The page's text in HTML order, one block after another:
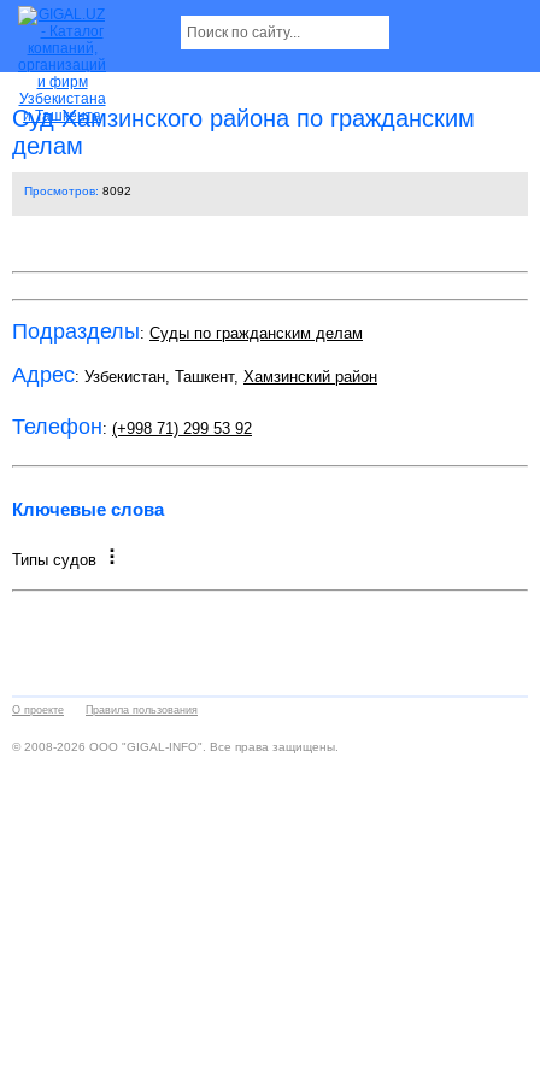
Суд Хамзинского района по гражданским
делам
Просмотров: 8092
Подразделы: Суды по гражданским делам
Адрес: Узбекистан, Ташкент, Хамзинский район
Телефон: (+998 71) 299 53 92
Ключевые слова
Типы судов
О проекте Правила пользования
© 2008-2026 ООО "GIGAL-INFO". Все права защищены.